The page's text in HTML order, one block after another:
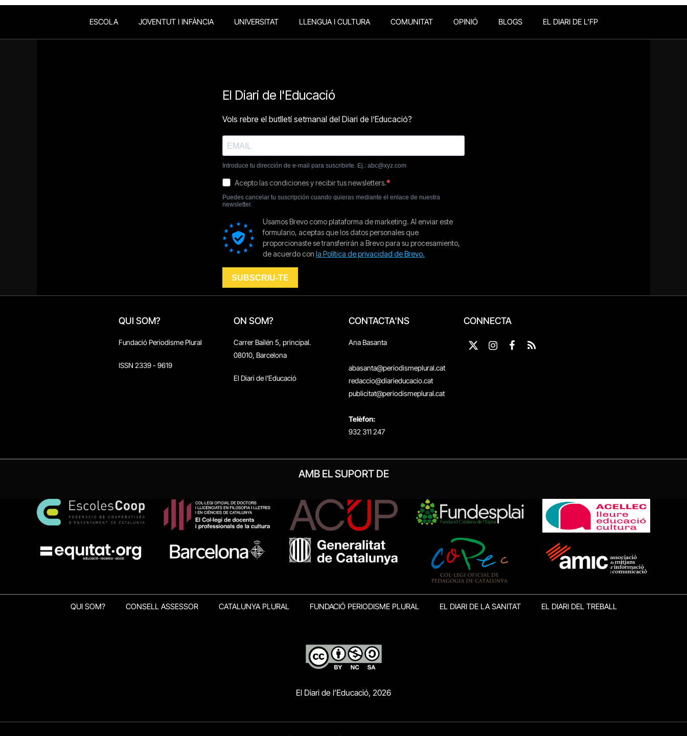
ESCOLA JOVENTUT I INFÀNCIA UNIVERSITAT LLENGUA I CULTURA COMUNITAT OPINIÓ BLOGS EL DIARI DE L’FP
QUI SOM?
Fundació Periodisme Plural
ISSN 2339 - 9619
ON SOM?
Carrer Bailén 5, principal.
08010, Barcelona
El Diari de l'Educació
CONTACTA'NS
Ana Basanta
abasanta@periodismeplural.cat
redaccio@diarieducacio.cat
publicitat@periodismeplural.cat
Telèfon:
932 311 247
CONNECTA
X
Instagram
Facebook
RSS
AMB EL SUPORT DE
QUI SOM? CONSELL ASSESSOR CATALUNYA PLURAL FUNDACIÓ PERIODISME PLURAL EL DIARI DE LA SANITAT EL DIARI DEL TREBALL
El Diari de l’Educació, 2026